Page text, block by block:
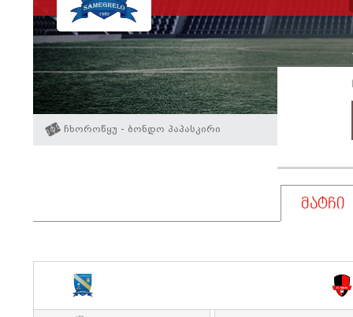
ჩხოროწყუ - ბონდო პაპასკირი
მატჩი